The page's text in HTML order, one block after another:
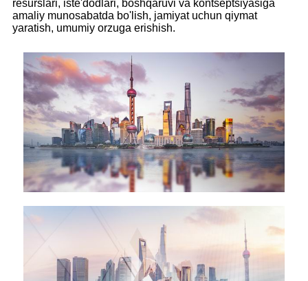
resurslari, iste'dodlari, boshqaruvi va kontseptsiyasiga
amaliy munosabatda bo'lish, jamiyat uchun qiymat
yaratish, umumiy orzuga erishish.